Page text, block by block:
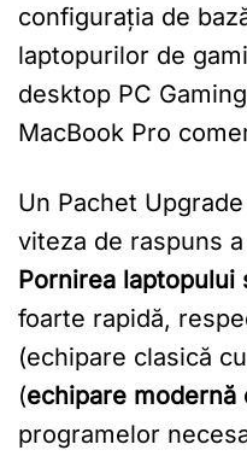
configurația de
laptopurilor de
desktop PC
MacBook Pro
Un Pachet
viteza de raspuns
Pornirea laptopului
foarte rapidă,
(echipare clasică
(echipare modernă
programelor